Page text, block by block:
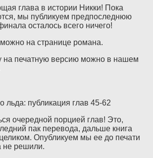
глава в истории Никки! Пока
мы публикуем предпоследнюю
осталось всего ничего!
на странице романа.
на печатную версию можно в нашем
льда: публикация глав 45-62
очередной порцией глав! Это,
пак перевода, дальше книга
Опубликуем мы ее до печати
не решили.